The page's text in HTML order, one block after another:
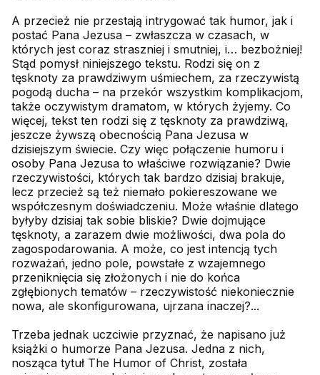
A przecież nie przestają intrygować tak humor, jak i
postać Pana Jezusa – zwłaszcza w czasach, w
których jest coraz straszniej i smutniej, i… bezbożniej!
Stąd pomysł niniejszego tekstu. Rodzi się on z
tęsknoty za prawdziwym uśmiechem, za rzeczywistą
pogodą ducha – na przekór wszystkim komplikacjom,
także oczywistym dramatom, w których żyjemy. Co
więcej, tekst ten rodzi się z tęsknoty za prawdziwą,
jeszcze żywszą obecnością Pana Jezusa w
dzisiejszym świecie. Czy więc połączenie humoru i
osoby Pana Jezusa to właściwe rozwiązanie? Dwie
rzeczywistości, których tak bardzo dzisiaj brakuje,
lecz przecież są też niemało pokiereszowane we
współczesnym doświadczeniu. Może właśnie dlatego
byłyby dzisiaj tak sobie bliskie? Dwie dojmujące
tęsknoty, a zarazem dwie możliwości, dwa pola do
zagospodarowania. A może, co jest intencją tych
rozważań, jedno pole, powstałe z wzajemnego
przeniknięcia się złożonych i nie do końca
zgłębionych tematów – rzeczywistość niekoniecznie
nowa, ale skonfigurowana, ujrzana inaczej?...
Trzeba jednak uczciwie przyznać, że napisano już
książki o humorze Pana Jezusa. Jedna z nich,
nosząca tytuł The Humor of Christ, została